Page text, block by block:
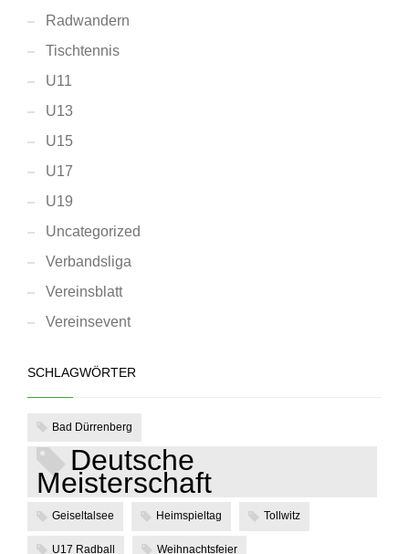
Radwandern
Tischtennis
U11
U13
U15
U17
U19
Uncategorized
Verbandsliga
Vereinsblatt
Vereinsevent
SCHLAGWÖRTER
Bad Dürrenberg
Deutsche
Meisterschaft
Geiseltalsee Heimspieltag Tollwitz
U17 Radball Weihnachtsfeier